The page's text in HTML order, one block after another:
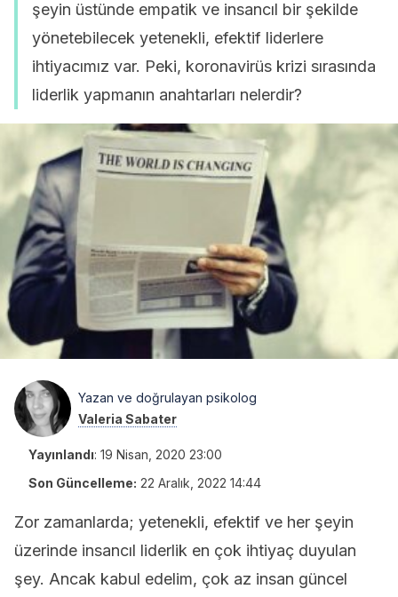
şeyin üstünde empatik ve insancıl bir şekilde
yönetebilecek yetenekli, efektif liderlere
ihtiyacımız var. Peki, koronavirüs krizi sırasında
liderlik yapmanın anahtarları nelerdir?
Yazan ve doğrulayan psikolog
Valeria Sabater
Yayınlandı: 19 Nisan, 2020 23:00
Son Güncelleme: 22 Aralık, 2022 14:44
Zor zamanlarda; yetenekli, efektif ve her şeyin
üzerinde insancıl liderlik en çok ihtiyaç duyulan
şey. Ancak kabul edelim, çok az insan güncel